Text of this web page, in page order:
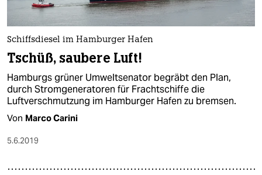
Schiffsdiesel im Hamburger Hafen
Tschüß, saubere Luft!
Hamburgs grüner Umweltsenator begräbt den Plan,
durch Stromgeneratoren für Frachtschiffe die
Luftverschmutzung im Hamburger Hafen zu bremsen.
Von Marco Carini
5.6.2019